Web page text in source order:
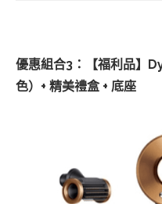
優惠組合3： 【福利品】
色）+ 精美禮盒 + 底座